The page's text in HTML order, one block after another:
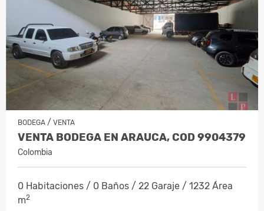
BODEGA / VENTA
VENTA BODEGA EN ARAUCA, COD 9904379
Colombia
0 Habitaciones / 0 Baños / 22 Garaje / 1232 Área
m2